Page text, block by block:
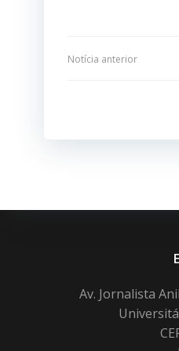
Post
Notícia anterior
Av. Jornalista